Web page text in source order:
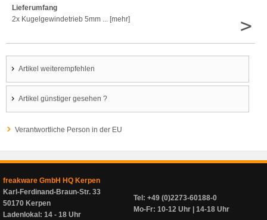
Lieferumfang
2x Kugelgewindetrieb 5mm ... [mehr]
>
Artikel weiterempfehlen
Artikel günstiger gesehen ?
Verantwortliche Person in der EU
freakware GmbH HQ Kerpen
Karl-Ferdinand-Braun-Str. 33
50170 Kerpen
Ladenlokal: 14 - 18 Uhr
Tel: +49 (0)2273-60188-0
Mo-Fr: 10-12 Uhr | 14-18 Uhr